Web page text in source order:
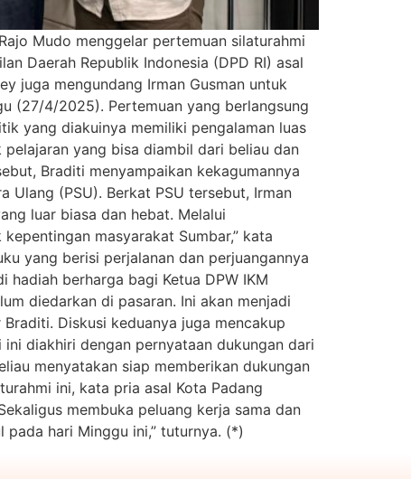
Mudo menggelar pertemuan silaturahmi
Daerah Republik Indonesia (DPD RI) asal
juga mengundang Irman Gusman untuk
(27/4/2025). Pertemuan yang berlangsung
yang diakuinya memiliki pengalaman luas
yang bisa diambil dari beliau dan
Braditi menyampaikan kekagumannya
Ulang (PSU). Berkat PSU tersebut, Irman
luar biasa dan hebat. Melalui
masyarakat Sumbar,” kata
yang berisi perjalanan dan perjuangannya
berharga bagi Ketua DPW IKM
diedarkan di pasaran. Ini akan menjadi
Diskusi keduanya juga mencakup
diakhiri dengan pernyataan dukungan dari
menyatakan siap memberikan dukungan
ini, kata pria asal Kota Padang
membuka peluang kerja sama dan
hari Minggu ini,” tuturnya. (*)